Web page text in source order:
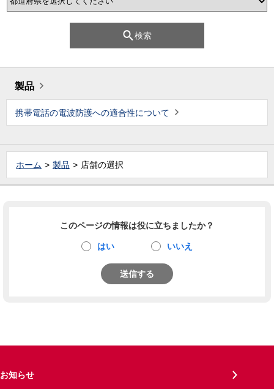
検索
製品
携帯電話の電波防護への適合性について
ホーム 製品 店舗の選択
このページの情報は役に立ちましたか？
はい いいえ
送信する
お知らせ